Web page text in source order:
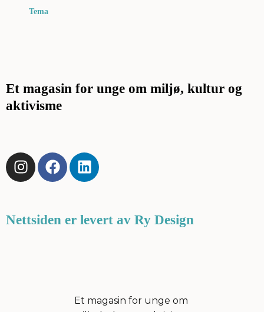
Tema
Et magasin for unge om miljø, kultur og
aktivisme
I
n
a
F
a
b
L
i
e
Nettsiden er levert av Ry Design
Et magasin for unge om